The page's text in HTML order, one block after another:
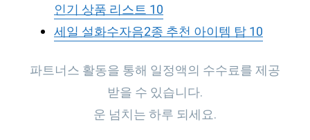
인기 상품 리스트 10
세일 설화수자음2종 추천 아이템 탑 10
파트너스 활동을 통해 일정액의 수수료를 제공
받을 수 있습니다.
운 넘치는 하루 되세요.